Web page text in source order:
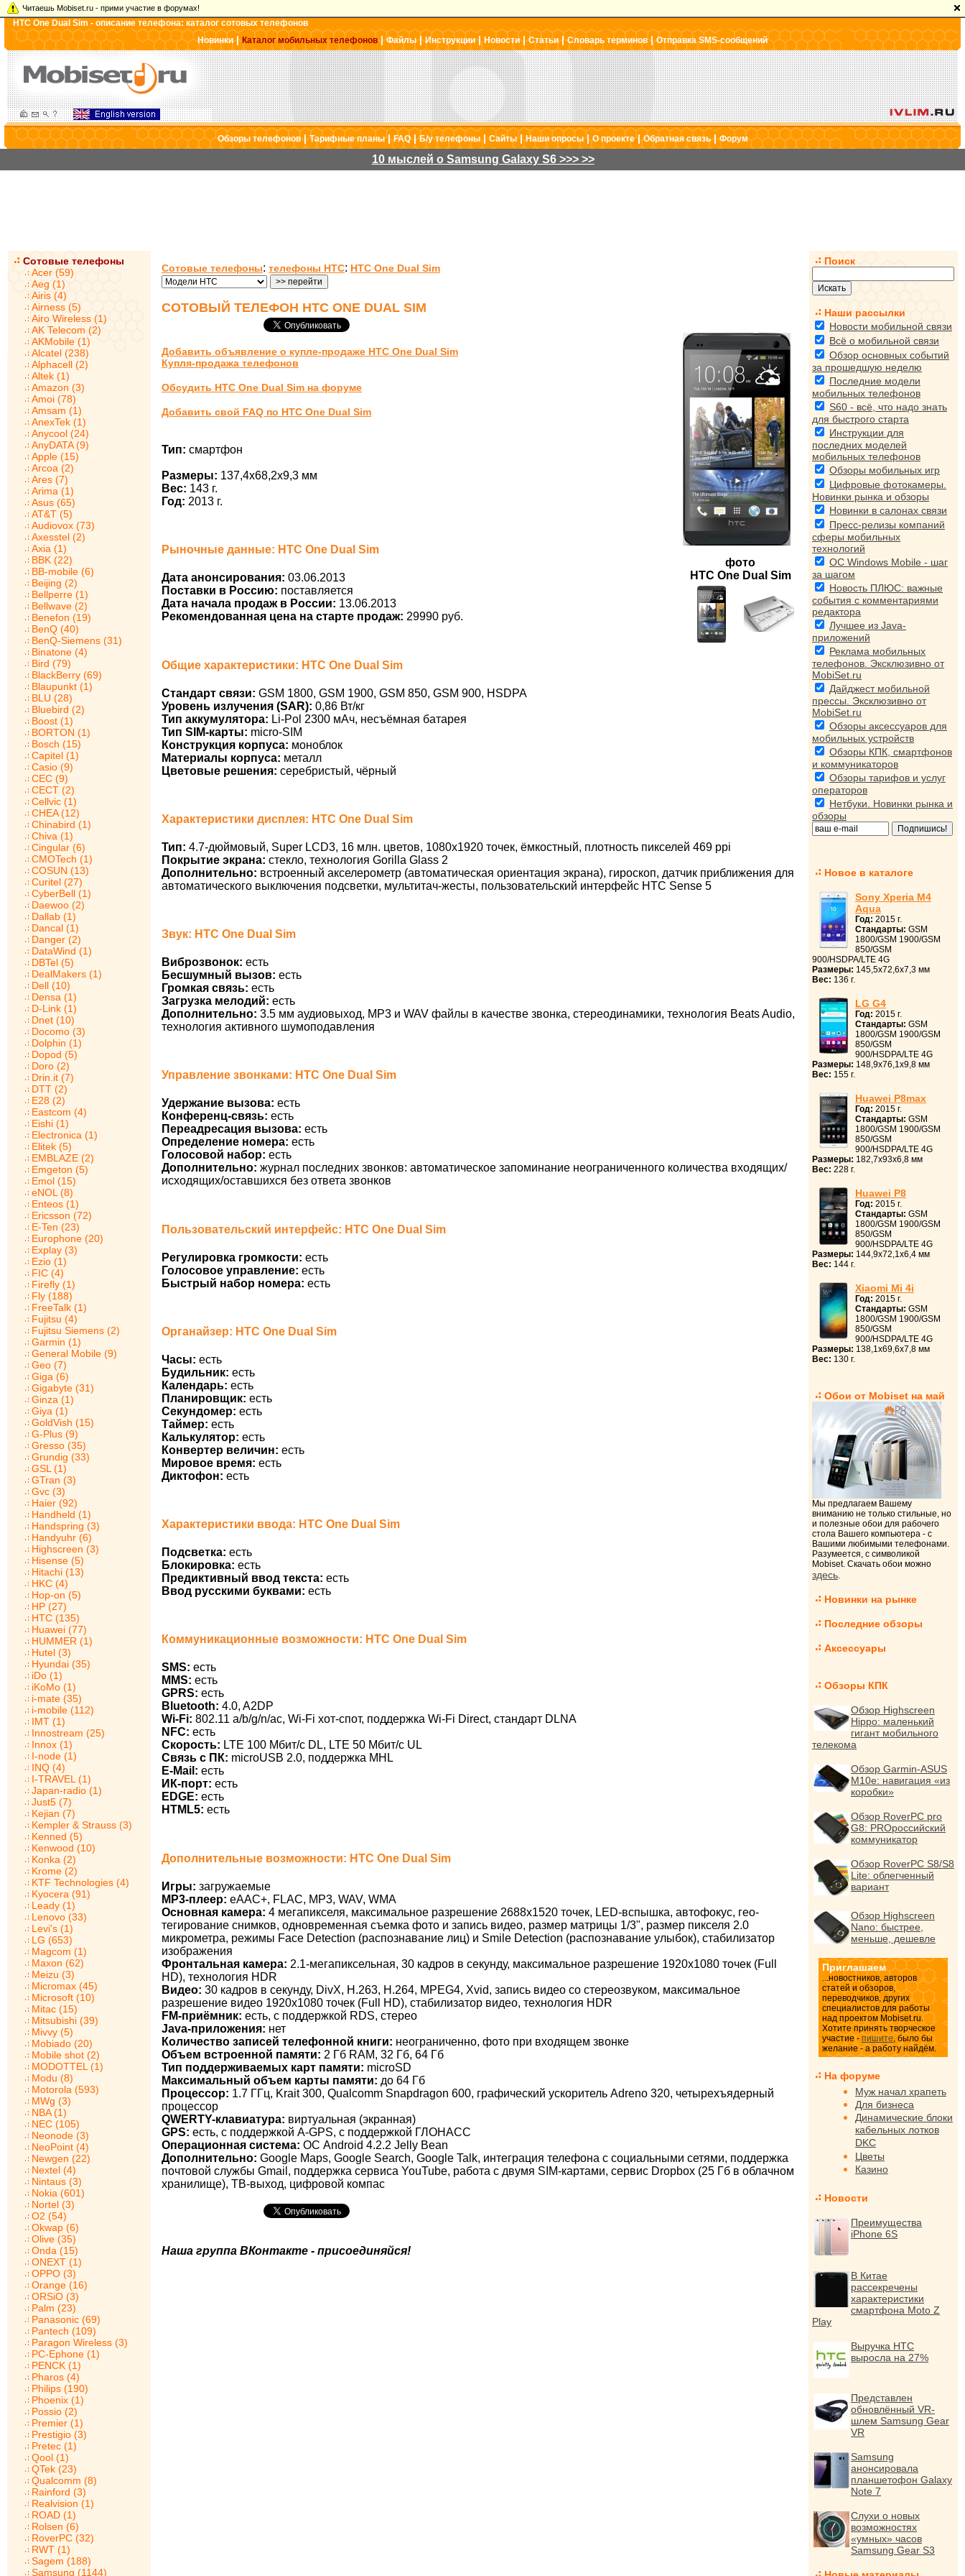
Читаешь Mobiset.ru - прими участие в форумах!
HTC One Dual Sim - описание телефона: каталог сотовых телефонов
Новинки|Каталог мобильных телефонов|Файлы|Инструкции| Новости|Статьи|Словарь терминов|Отправка SMS-сообщений
Обзоры телефонов|Тарифные планы|FAQ|Б/у телефоны| Сайты|Наши опросы|О проекте|Обратная связь|Форум
10 мыслей о Samsung Galaxy S6 >>> >>
Сотовые телефоны
Acer (59)
Aeg (1)
Airis (4)
Airness (5)
Airo Wireless (1)
AK Telecom (2)
AKMobile (1)
Alcatel (238)
Alphacell (2)
Altek (1)
Amazon (3)
Amoi (78)
Amsam (1)
AnexTek (1)
Anycool (24)
AnyDATA (9)
Apple (15)
Arcoa (2)
Ares (7)
Arima (1)
Asus (65)
AT&T (5)
Audiovox (73)
Axesstel (2)
Axia (1)
BBK (22)
BB-mobile (6)
Beijing (2)
Bellperre (1)
Bellwave (2)
Benefon (19)
BenQ (40)
BenQ-Siemens (31)
Binatone (4)
Bird (79)
BlackBerry (69)
Blaupunkt (1)
BLU (28)
Bluebird (2)
Boost (1)
BORTON (1)
Bosch (15)
Capitel (1)
Casio (9)
CEC (9)
CECT (2)
Cellvic (1)
CHEA (12)
Chinabird (1)
Chiva (1)
Cingular (6)
CMOTech (1)
COSUN (13)
Curitel (27)
CyberBell (1)
Daewoo (2)
Dallab (1)
Dancal (1)
Danger (2)
DataWind (1)
DBTel (5)
DealMakers (1)
Dell (10)
Densa (1)
D-Link (1)
Dnet (10)
Docomo (3)
Dolphin (1)
Dopod (5)
Doro (2)
Drin.it (7)
DTT (2)
E28 (2)
Eastcom (4)
Eishi (1)
Electronica (1)
Elitek (5)
EMBLAZE (2)
Emgeton (5)
Emol (15)
eNOL (8)
Enteos (1)
Ericsson (72)
E-Ten (23)
Europhone (20)
Explay (3)
Ezio (1)
FIC (4)
Firefly (1)
Fly (188)
FreeTalk (1)
Fujitsu (4)
Fujitsu Siemens (2)
Garmin (1)
General Mobile (9)
Geo (7)
Giga (6)
Gigabyte (31)
Ginza (1)
Giya (1)
GoldVish (15)
G-Plus (9)
Gresso (35)
Grundig (33)
GSL (1)
GTran (3)
Gvc (3)
Haier (92)
Handheld (1)
Handspring (3)
Handyuhr (6)
Highscreen (3)
Hisense (5)
Hitachi (13)
HKC (4)
Hop-on (5)
HP (27)
HTC (135)
Huawei (77)
HUMMER (1)
Hutel (3)
Hyundai (35)
iDo (1)
iKoMo (1)
i-mate (35)
i-mobile (112)
IMT (1)
Innostream (25)
Innox (1)
I-node (1)
INQ (4)
I-TRAVEL (1)
Japan-radio (1)
Just5 (7)
Kejian (7)
Kempler & Strauss (3)
Kenned (5)
Kenwood (10)
Konka (2)
Krome (2)
KTF Technologies (4)
Kyocera (91)
Leady (1)
Lenovo (33)
Levi's (1)
LG (653)
Magcom (1)
Maxon (62)
Meizu (3)
Micromax (45)
Microsoft (10)
Mitac (15)
Mitsubishi (39)
Mivvy (5)
Mobiado (20)
Mobile shot (2)
MODOTTEL (1)
Modu (8)
Motorola (593)
MWg (3)
NBA (1)
NEC (105)
Neonode (3)
NeoPoint (4)
Newgen (22)
Nextel (4)
Nintaus (3)
Nokia (601)
Nortel (3)
O2 (54)
Okwap (6)
Olive (35)
Onda (15)
ONEXT (1)
OPPO (3)
Orange (16)
ORSiO (3)
Palm (23)
Panasonic (69)
Pantech (109)
Paragon Wireless (3)
PC-Ephone (1)
PENCK (1)
Pharos (4)
Philips (190)
Phoenix (1)
Possio (2)
Premier (1)
Prestigio (3)
Pretec (1)
Qool (1)
QTek (23)
Qualcomm (8)
Rainford (3)
Realvision (1)
ROAD (1)
Rolsen (6)
RoverPC (32)
RWT (1)
Sagem (188)
Samsung (1144)
Сотовые телефоны: телефоны HTC: HTC One Dual Sim
СОТОВЫЙ ТЕЛЕФОН HTC ONE DUAL SIM
фото
HTC One Dual Sim
Добавить объявление о купле-продаже HTC One Dual Sim
Купля-продажа телефонов
Обсудить HTC One Dual Sim на форуме
Добавить свой FAQ по HTC One Dual Sim
Тип: смартфон
Размеры: 137,4x68,2x9,3 мм
Вес: 143 г.
Год: 2013 г.
Рыночные данные: HTC One Dual Sim
Дата анонсирования: 03.06.2013
Поставки в Россию: поставляется
Дата начала продаж в России: 13.06.2013
Рекомендованная цена на старте продаж: 29990 руб.
Общие характеристики: HTC One Dual Sim
Стандарт связи: GSM 1800, GSM 1900, GSM 850, GSM 900, HSDPA
Уровень излучения (SAR): 0,86 Вт/кг
Тип аккумулятора: Li-Pol 2300 мАч, несъёмная батарея
Тип SIM-карты: micro-SIM
Конструкция корпуса: моноблок
Материалы корпуса: металл
Цветовые решения: серебристый, чёрный
Характеристики дисплея: HTC One Dual Sim
Тип: 4.7-дюймовый, Super LCD3, 16 млн. цветов, 1080х1920 точек, ёмкостный, плотность пикселей 469 ppi
Покрытие экрана: стекло, технология Gorilla Glass 2
Дополнительно: встроенный акселерометр (автоматическая ориентация экрана), гироскоп, датчик приближения для
автоматического выключения подсветки, мультитач-жесты, пользовательский интерфейс HTC Sense 5
Звук: HTC One Dual Sim
Виброзвонок: есть
Бесшумный вызов: есть
Громкая связь: есть
Загрузка мелодий: есть
Дополнительно: 3.5 мм аудиовыход, MP3 и WAV файлы в качестве звонка, стереодинамики, технология Beats Audio,
технология активного шумоподавления
Управление звонками: HTC One Dual Sim
Удержание вызова: есть
Конференц-связь: есть
Переадресация вызова: есть
Определение номера: есть
Голосовой набор: есть
Дополнительно: журнал последних звонков: автоматическое запоминание неограниченного количества входящих/
исходящих/оставшихся без ответа звонков
Пользовательский интерфейс: HTC One Dual Sim
Регулировка громкости: есть
Голосовое управление: есть
Быстрый набор номера: есть
Органайзер: HTC One Dual Sim
Часы: есть
Будильник: есть
Календарь: есть
Планировщик: есть
Секундомер: есть
Таймер: есть
Калькулятор: есть
Конвертер величин: есть
Мировое время: есть
Диктофон: есть
Характеристики ввода: HTC One Dual Sim
Подсветка: есть
Блокировка: есть
Предиктивный ввод текста: есть
Ввод русскими буквами: есть
Коммуникационные возможности: HTC One Dual Sim
SMS: есть
MMS: есть
GPRS: есть
Bluetooth: 4.0, A2DP
Wi-Fi: 802.11 a/b/g/n/ac, Wi-Fi хот-спот, поддержка Wi-Fi Direct, стандарт DLNA
NFC: есть
Скорость: LTE 100 Мбит/с DL, LTE 50 Мбит/с UL
Связь с ПК: microUSB 2.0, поддержка MHL
E-Mail: есть
ИК-порт: есть
EDGE: есть
HTML5: есть
Дополнительные возможности: HTC One Dual Sim
Игры: загружаемые
MP3-плеер: eAAC+, FLAC, MP3, WAV, WMA
Основная камера: 4 мегапикселя, максимальное разрешение 2688х1520 точек, LED-вспышка, автофокус, гео-
тегирование снимков, одновременная съемка фото и запись видео, размер матрицы 1/3", размер пикселя 2.0
микрометра, режимы Face Detection (распознавание лиц) и Smile Detection (распознавание улыбок), стабилизатор
изображения
Фронтальная камера: 2.1-мегапиксельная, 30 кадров в секунду, максимальное разрешение 1920х1080 точек (Full
HD), технология HDR
Видео: 30 кадров в секунду, DivX, H.263, H.264, MPEG4, Xvid, запись видео со стереозвуком, максимальное
разрешение видео 1920х1080 точек (Full HD), стабилизатор видео, технология HDR
FM-приёмник: есть, с поддержкой RDS, стерео
Java-приложения: нет
Количество записей телефонной книги: неограниченно, фото при входящем звонке
Объем встроенной памяти: 2 Гб RAM, 32 Гб, 64 Гб
Тип поддерживаемых карт памяти: microSD
Максимальный объем карты памяти: до 64 Гб
Процессор: 1.7 ГГц, Krait 300, Qualcomm Snapdragon 600, графический ускоритель Adreno 320, четырехъядерный
процессор
QWERTY-клавиатура: виртуальная (экранная)
GPS: есть, с поддержкой A-GPS, с поддержкой ГЛОНАСС
Операционная система: ОС Android 4.2.2 Jelly Bean
Дополнительно: Google Maps, Google Search, Google Talk, интеграция телефона с социальными сетями, поддержка
почтовой службы Gmail, поддержка сервиса YouTube, работа с двумя SIM-картами, сервис Dropbox (25 Гб в облачном
хранилище), ТВ-выход, цифровой компас
Наша группа ВКонтакте - присоединяйся!
Поиск
Наши рассылки
Новости мобильной связи
Всё о мобильной связи
Обзор основных событий
за прошедшую неделю
Последние модели
мобильных телефонов
S60 - всё, что надо знать
для быстрого старта
Инструкции для
последних моделей
мобильных телефонов
Обзоры мобильных игр
Цифровые фотокамеры.
Новинки рынка и обзоры
Новинки в салонах связи
Пресс-релизы компаний
сферы мобильных
технологий
ОС Windows Mobile - шаг
за шагом
Новость ПЛЮС: важные
события с комментариями
редактора
Лучшее из Java-
приложений
Реклама мобильных
телефонов. Эксклюзивно от
MobiSet.ru
Дайджест мобильной
прессы. Эксклюзивно от
MobiSet.ru
Обзоры аксессуаров для
мобильных устройств
Обзоры КПК, смартфонов
и коммуникаторов
Обзоры тарифов и услуг
операторов
Нетбуки. Новинки рынка и
обзоры
Новое в каталоге
Sony Xperia M4
Aqua
Год: 2015 г.
Стандарты: GSM
1800/GSM 1900/GSM
850/GSM
900/HSDPA/LTE 4G
Размеры: 145,5x72,6x7,3 мм
Вес: 136 г.
LG G4
Год: 2015 г.
Стандарты: GSM
1800/GSM 1900/GSM
850/GSM
900/HSDPA/LTE 4G
Размеры: 148,9x76,1x9,8 мм
Вес: 155 г.
Huawei P8max
Год: 2015 г.
Стандарты: GSM
1800/GSM 1900/GSM
850/GSM
900/HSDPA/LTE 4G
Размеры: 182,7x93x6,8 мм
Вес: 228 г.
Huawei P8
Год: 2015 г.
Стандарты: GSM
1800/GSM 1900/GSM
850/GSM
900/HSDPA/LTE 4G
Размеры: 144,9x72,1x6,4 мм
Вес: 144 г.
Xiaomi Mi 4i
Год: 2015 г.
Стандарты: GSM
1800/GSM 1900/GSM
850/GSM
900/HSDPA/LTE 4G
Размеры: 138,1x69,6x7,8 мм
Вес: 130 г.
Обои от Mobiset на май
Мы предлагаем Вашему
вниманию не только стильные, но
и полезные обои для рабочего
стола Вашего компьютера - с
Вашими любимыми телефонами.
Разумеется, с символикой
Mobiset. Скачать обои можно
здесь.
Новинки на рынке
Последние обзоры
Аксессуары
Обзоры КПК
Обзор Highscreen
Hippo: маленький
гигант мобильного
телекома
Обзор Garmin-ASUS
M10e: навигация «из
коробки»
Обзор RoverPC pro
G8: PROроссийский
коммуникатор
Обзор RoverPC S8/S8
Lite: облегченный
вариант
Обзор Highscreen
Nano: быстрее,
меньше, дешевле
Приглашаем
...новостников, авторов
статей и обзоров,
переводчиков, других
специалистов для работы
над проектом Mobiset.ru.
Хотите принять творческое
участие - пишите, было бы
желание - а работу найдём.
На форуме
Муж начал храпеть
Для бизнеса
Динамические блоки
кабельных лотков
DKC
Цветы
Казино
Новости
Преимущества
iPhone 6S
В Китае
рассекречены
характеристики
смартфона Moto Z
Play
Выручка HTC
выросла на 27%
Представлен
обновлённый VR-
шлем Samsung Gear
VR
Samsung
анонсировала
планшетофон Galaxy
Note 7
Слухи о новых
возможностях
«умных» часов
Samsung Gear S3